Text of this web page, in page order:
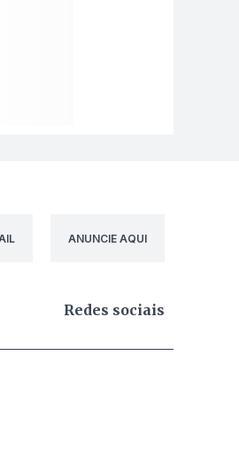
ANUNCIE AQUI
Redes sociais